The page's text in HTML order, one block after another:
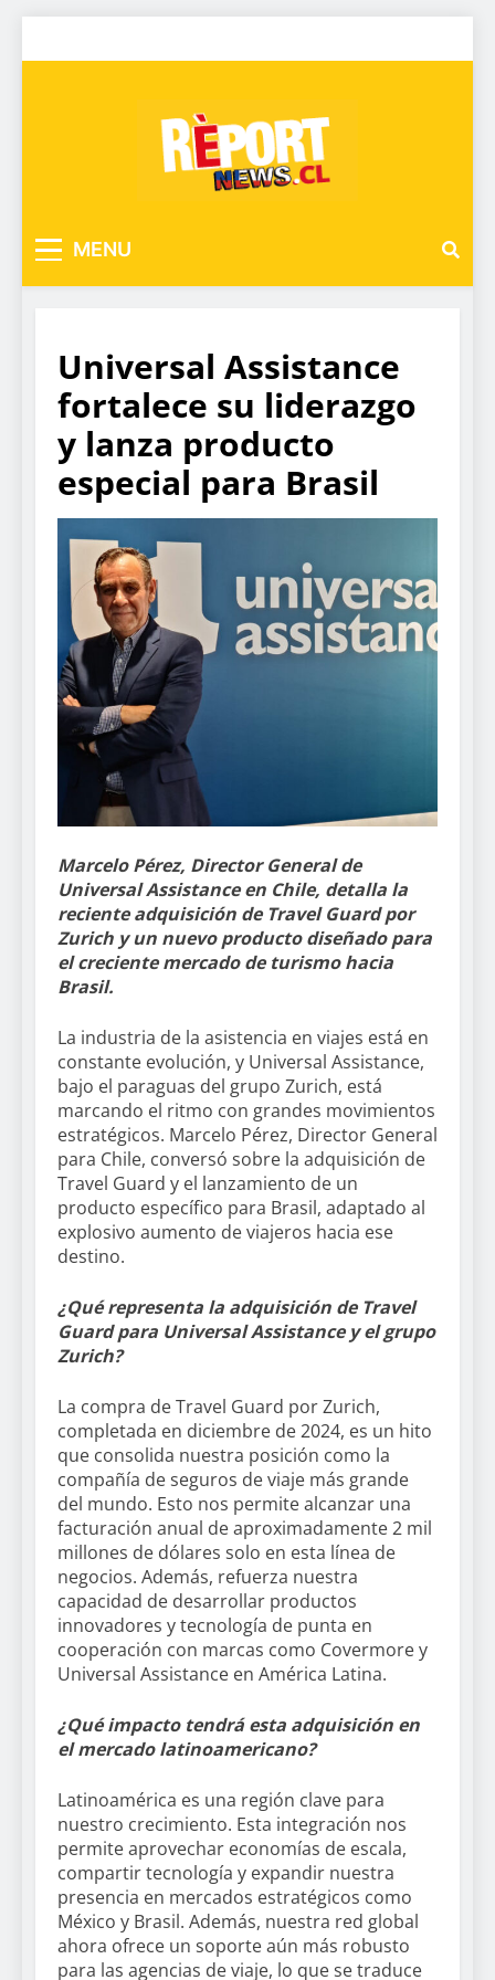
MENU
Universal Assistance
fortalece su liderazgo
y lanza producto
especial para Brasil
Marcelo Pérez, Director General de
Universal Assistance en Chile, detalla la
reciente adquisición de Travel Guard por
Zurich y un nuevo producto diseñado para
el creciente mercado de turismo hacia
Brasil.
La industria de la asistencia en viajes está en
constante evolución, y Universal Assistance,
bajo el paraguas del grupo Zurich, está
marcando el ritmo con grandes movimientos
estratégicos. Marcelo Pérez, Director General
para Chile, conversó sobre la adquisición de
Travel Guard y el lanzamiento de un
producto específico para Brasil, adaptado al
explosivo aumento de viajeros hacia ese
destino.
¿Qué representa la adquisición de Travel
Guard para Universal Assistance y el grupo
Zurich?
La compra de Travel Guard por Zurich,
completada en diciembre de 2024, es un hito
que consolida nuestra posición como la
compañía de seguros de viaje más grande
del mundo. Esto nos permite alcanzar una
facturación anual de aproximadamente 2 mil
millones de dólares solo en esta línea de
negocios. Además, refuerza nuestra
capacidad de desarrollar productos
innovadores y tecnología de punta en
cooperación con marcas como Covermore y
Universal Assistance en América Latina.
¿Qué impacto tendrá esta adquisición en
el mercado latinoamericano?
Latinoamérica es una región clave para
nuestro crecimiento. Esta integración nos
permite aprovechar economías de escala,
compartir tecnología y expandir nuestra
presencia en mercados estratégicos como
México y Brasil. Además, nuestra red global
ahora ofrece un soporte aún más robusto
para las agencias de viaje, lo que se traduce